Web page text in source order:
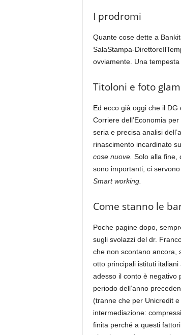
I prodromi
Quante cose dette a
SalaStampa-
ovviamente. Una
Titoloni e foto
Ed ecco già oggi che il
Corriere dell’Economia
seria e precisa analisi
rinascimento incardinato
cose nuove. Solo alla fine,
sono importanti, ci
Smart working.
Come stanno le
Poche pagine dopo,
sugli svolazzi del dr.
che non scontano ancora,
otto principali istituti
adesso il conto è negativo
periodo dell’anno
(tranne che per Unicredit
intermediazione:
finita perché a questi